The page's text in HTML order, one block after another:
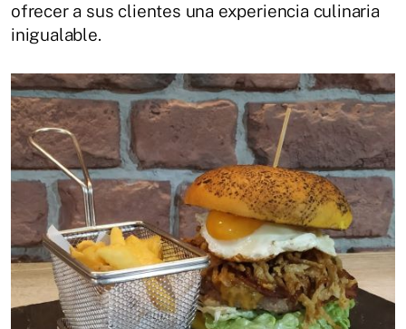
ofrecer a sus clientes una experiencia culinaria
inigualable.